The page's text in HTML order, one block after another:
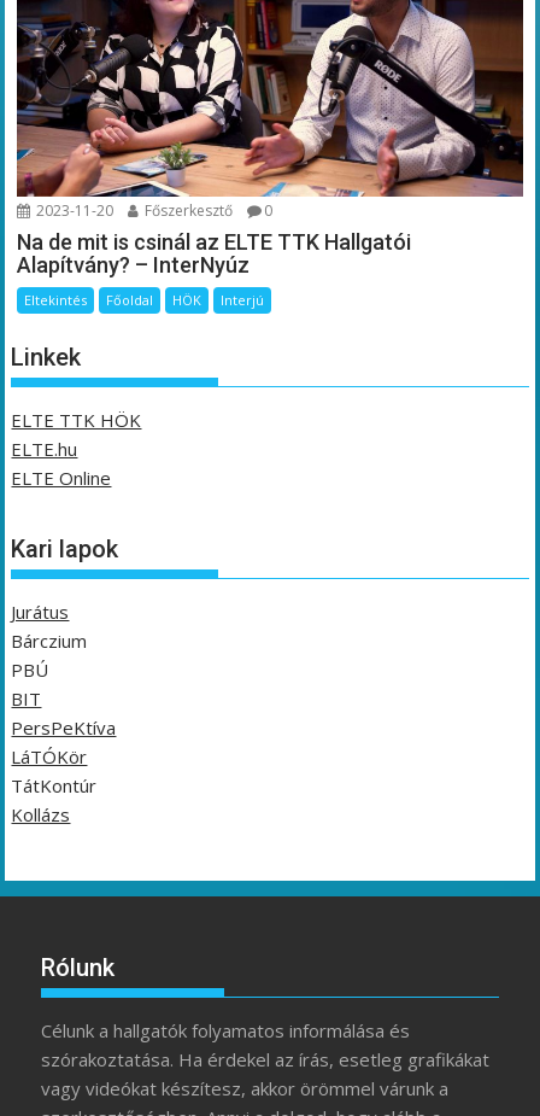
2023-11-20 Főszerkesztő 0
Na de mit is csinál az ELTE TTK Hallgatói
Alapítvány? – InterNyúz
Eltekintés Főoldal HÖK Interjú
Linkek
ELTE TTK HÖK
ELTE.hu
ELTE Online
Kari lapok
Jurátus
Bárczium
PBÚ
BIT
PersPeKtíva
LáTÓKör
TátKontúr
Kollázs
Rólunk
Célunk a hallgatók folyamatos informálása és
szórakoztatása. Ha érdekel az írás, esetleg grafikákat
vagy videókat készítesz, akkor örömmel várunk a